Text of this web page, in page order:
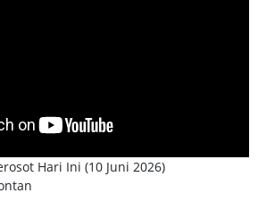
Hari Ini (10 Juni 2026)